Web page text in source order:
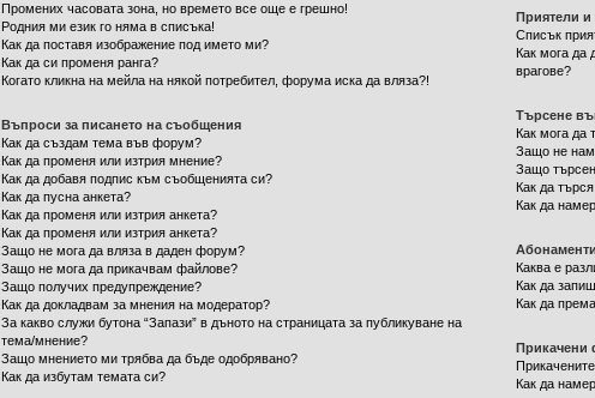
Промених часовата зона, но времето все още е грешно!
Родния ми език го няма в списъка!
Как да поставя изображение под името ми?
Как да си променя ранга?
Когато кликна на мейла на някой потребител, форума иска да вляза?!
Въпроси за писането на съобщения
Как да създам тема във форум?
Как да променя или изтрия мнение?
Как да добавя подпис към съобщенията си?
Как да пусна анкета?
Как да променя или изтрия анкета?
Как да променя или изтрия анкета?
Защо не мога да вляза в даден форум?
Защо не мога да прикачвам файлове?
Защо получих предупреждение?
Как да докладвам за мнения на модератор?
За какво служи бутона “Запази” в дъното на страницата за публикуване на
тема/мнение?
Защо мнението ми трябва да бъде одобрявано?
Как да избутам темата си?
Приятели и
Списък
Как мога да
врагове?
Търсене
Как мога да
Защо не
Защо
Как да
Как да
Каква е
Как да
Как да
Прикачени
Как да